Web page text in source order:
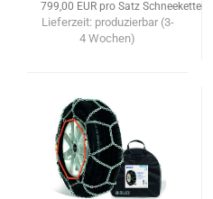
799,00 EUR pro Satz Schneeketten
Lieferzeit: produzierbar (3-
4 Wochen)